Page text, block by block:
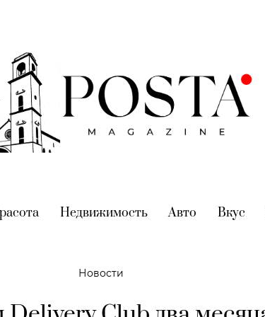
(current)
Недвижимость(current)
Авто (current)
Вкус
Новости